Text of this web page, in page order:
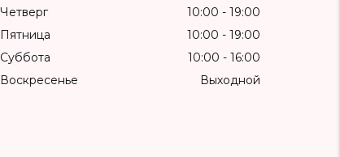
Четверг
10:00
19:00
Пятница
10:00
19:00
Суббота
10:00
16:00
Воскресенье
Выходной